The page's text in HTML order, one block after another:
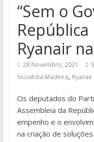
“Sem o
República
Ryanair
28 Novembro, 2021
Socialista-Madeira, Ryanair
Os deputados do
Assembleia da
empenho e o
na criação de